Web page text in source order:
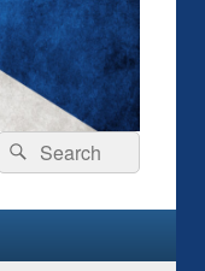
SearchSearch